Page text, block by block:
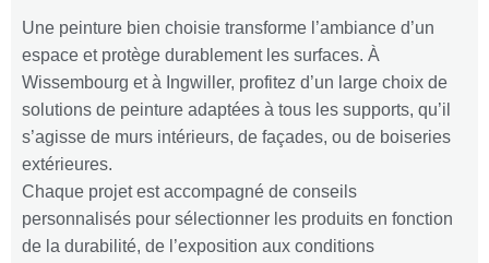
Une peinture bien choisie transforme l’ambiance d’un
espace et protège durablement les surfaces. À
Wissembourg et à Ingwiller, profitez d’un large choix de
solutions de peinture adaptées à tous les supports, qu’il
s’agisse de murs intérieurs, de façades, ou de boiseries
extérieures.
Chaque projet est accompagné de conseils
personnalisés pour sélectionner les produits en fonction
de la durabilité, de l’exposition aux conditions